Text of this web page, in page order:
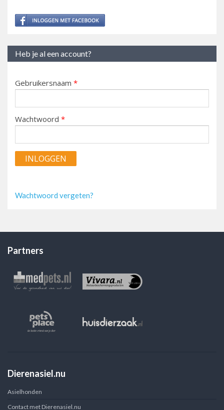
Heb je al een account?
Gebruikersnaam *
Wachtwoord *
Wachtwoord vergeten?
Partners
Dierenasiel.nu
Asielhonden
Contact met Dierenasiel.nu